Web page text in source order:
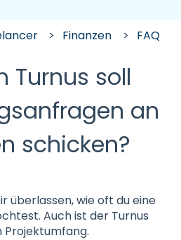
Finanzen FAQ
Turnus soll
an
schicken?
überlassen, wie oft du eine
Auch ist der Turnus